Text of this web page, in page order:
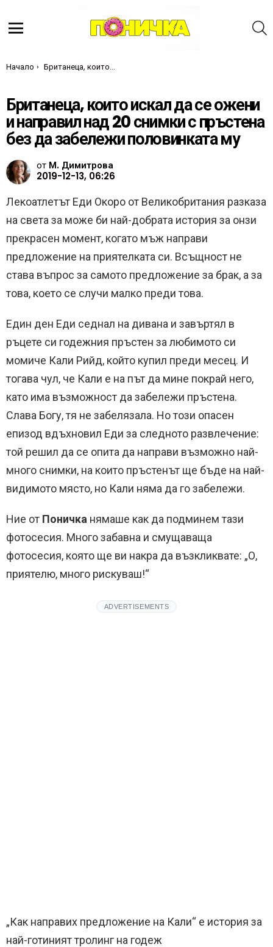
Ти си тук:
Начало Британеца, които искал да се ожени и направил над 20 снимки с пръстена без да забележи половинката му
Британеца, които искал да се ожени
и направил над 20 снимки с пръстена
без да забележи половинката му
от М. Димитрова
2019-12-13, 06:26
Лекоатлетът Еди Окоро от Великобритания разказа
на света за може би най-добрата история за онзи
прекрасен момент, когато мъж направи
предложение на приятелката си. Всъщност не
става въпрос за самото предложение за брак, а за
това, което се случи малко преди това.
Един ден Еди седнал на дивана и завъртял в
ръцете си годежния пръстен за любимото си
момиче Кали Рийд, който купил преди месец. И
тогава чул, че Кали е на път да мине покрай него,
като има възможност да забележи пръстена.
Слава Богу, тя не забелязала. Но този опасен
епизод вдъхновил Еди за следното развлечение:
той решил да се опита да направи възможно най-
много снимки, на които пръстенът ще бъде на най-
видимото място, но Кали няма да го забележи.
Ние от Поничка нямаше как да подминем тази
фотосесия. Много забавна и смущаваща
фотосесия, която ще ви накра да възкликвате: „О,
приятелю, много рискуваш!“
ADVERTISEMENTS
„Как направих предложение на Кали“ е история за
най-готиният тролинг на годеж